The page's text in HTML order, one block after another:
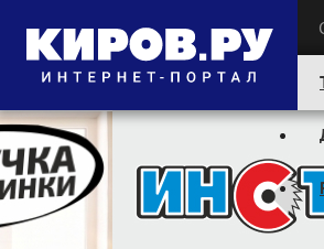
Следите за новостями: